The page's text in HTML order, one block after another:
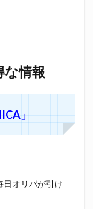
な情報
」
日オリパが引け